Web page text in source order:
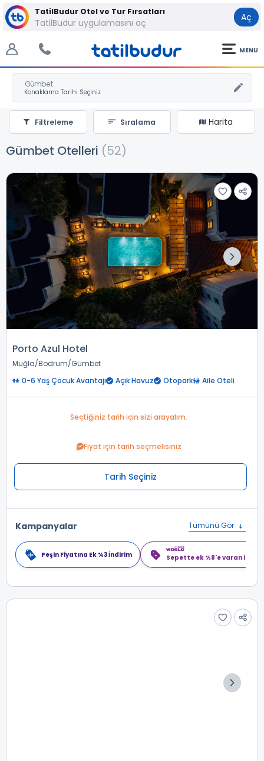
TatilBudur Otel ve Tur Fırsatları
TatilBudur uygulamasını aç Aç
MENU
Gümbet
Harita
Sıralama
Filtreleme
Gümbet Otelleri (52)
Porto Azul Hotel
Muğla Bodrum Gümbet
0-6 Yaş Çocuk Avantajı
Açık Havuz Otopark Aile Oteli
Seçtiğiniz tarih için sizi arayalım.
Fiyat için tarih seçmelisiniz
Tarih Seçiniz
Kampanyalar Tümünü Gör
Peşin Fiyatına Ek %3 İndirim Sepette ek %8'e varan